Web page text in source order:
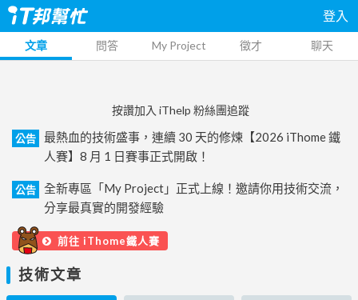
登入
文章 問答 My Project 徵才 聊天
按讚加入 iThelp 粉絲團追蹤
公告
最熱血的技術盛事，連續 30 天的修煉【2026 iThome 鐵
人賽】8 月 1 日賽事正式開啟！
公告
全新專區「My Project」正式上線！邀請你用技術交流，
分享最真實的開發經驗
前往 iThome鐵人賽
技術文章